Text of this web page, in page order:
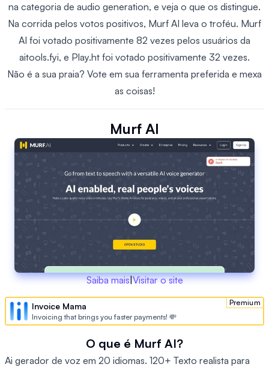
na categoria de audio generation, e veja o que os distingue.
Na corrida pelos votos positivos, Murf AI leva o troféu. Murf
AI foi votado positivamente 82 vezes pelos usuários da
aitools.fyi, e Play.ht foi votado positivamente 32 vezes.
Não é a sua praia? Vote em sua ferramenta preferida e mexa
as coisas!
Murf AI
Saiba mais|Visitar o site
Premium
Invoice Mama
Invoicing that brings you faster payments! 💸
O que é Murf AI?
Ai gerador de voz em 20 idiomas. 120+ Texto realista para